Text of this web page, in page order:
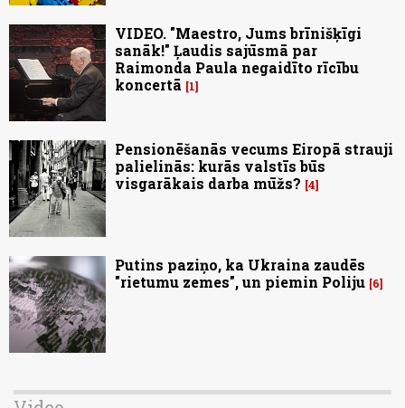
VIDEO. "Maestro, Jums brīnišķīgi
sanāk!" Ļaudis sajūsmā par
Raimonda Paula negaidīto rīcību
koncertā
1
Pensionēšanās vecums Eiropā strauji
palielinās: kurās valstīs būs
visgarākais darba mūžs? 4
Putins paziņo, ka Ukraina zaudēs
"rietumu zemes", un piemin Poliju 6